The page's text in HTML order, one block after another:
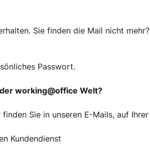
Sie finden die Mail nicht mehr?
Passwort.
working@office Welt?
Sie in unseren E-Mails, auf Ihrer
Kundendienst